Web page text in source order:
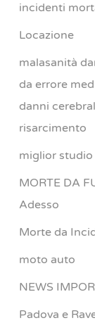
incidenti
Locazione
malasanità
da errore
danni
risarcimento
miglior
MORTE DA
Adesso
Morte da
moto auto
NEWS
Padova e